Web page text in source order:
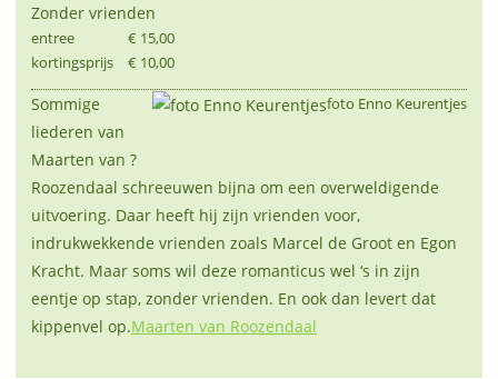
Zonder vrienden
entree
kortingsprijs
€ 15,00
€ 10,00
foto Enno Keurentjes
Sommige
liederen van
Maarten van ?
Roozendaal schreeuwen bijna om een overweldigende
uitvoering. Daar heeft hij zijn vrienden voor,
indrukwekkende vrienden zoals Marcel de Groot en Egon
Kracht. Maar soms wil deze romanticus wel ‘s in zijn
eentje op stap, zonder vrienden. En ook dan levert dat
kippenvel op.Maarten van Roozendaal